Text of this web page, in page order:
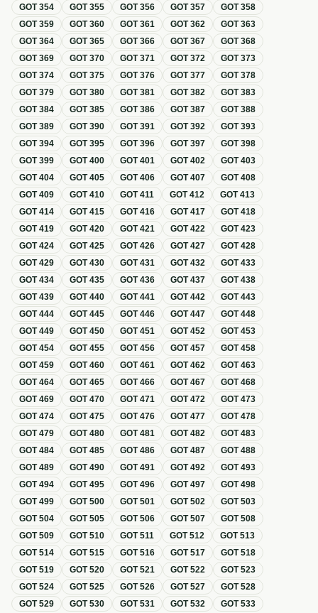
GOT354 GOT355 GOT356 GOT357 GOT358
GOT359 GOT360 GOT361 GOT362 GOT363
GOT364 GOT365 GOT366 GOT367 GOT368
GOT369 GOT370 GOT371 GOT372 GOT373
GOT374 GOT375 GOT376 GOT377 GOT378
GOT379 GOT380 GOT381 GOT382 GOT383
GOT384 GOT385 GOT386 GOT387 GOT388
GOT389 GOT390 GOT391 GOT392 GOT393
GOT394 GOT395 GOT396 GOT397 GOT398
GOT399 GOT400 GOT401 GOT402 GOT403
GOT404 GOT405 GOT406 GOT407 GOT408
GOT409 GOT410 GOT411 GOT412 GOT413
GOT414 GOT415 GOT416 GOT417 GOT418
GOT419 GOT420 GOT421 GOT422 GOT423
GOT424 GOT425 GOT426 GOT427 GOT428
GOT429 GOT430 GOT431 GOT432 GOT433
GOT434 GOT435 GOT436 GOT437 GOT438
GOT439 GOT440 GOT441 GOT442 GOT443
GOT444 GOT445 GOT446 GOT447 GOT448
GOT449 GOT450 GOT451 GOT452 GOT453
GOT454 GOT455 GOT456 GOT457 GOT458
GOT459 GOT460 GOT461 GOT462 GOT463
GOT464 GOT465 GOT466 GOT467 GOT468
GOT469 GOT470 GOT471 GOT472 GOT473
GOT474 GOT475 GOT476 GOT477 GOT478
GOT479 GOT480 GOT481 GOT482 GOT483
GOT484 GOT485 GOT486 GOT487 GOT488
GOT489 GOT490 GOT491 GOT492 GOT493
GOT494 GOT495 GOT496 GOT497 GOT498
GOT499 GOT500 GOT501 GOT502 GOT503
GOT504 GOT505 GOT506 GOT507 GOT508
GOT509 GOT510 GOT511 GOT512 GOT513
GOT514 GOT515 GOT516 GOT517 GOT518
GOT519 GOT520 GOT521 GOT522 GOT523
GOT524 GOT525 GOT526 GOT527 GOT528
GOT529 GOT530 GOT531 GOT532 GOT533